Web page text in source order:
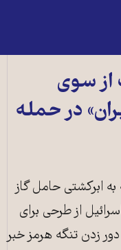
از سوی
در حمله
ابرکشتی حامل گاز
از طرحی برای
زدن تنگه هرمز خبر